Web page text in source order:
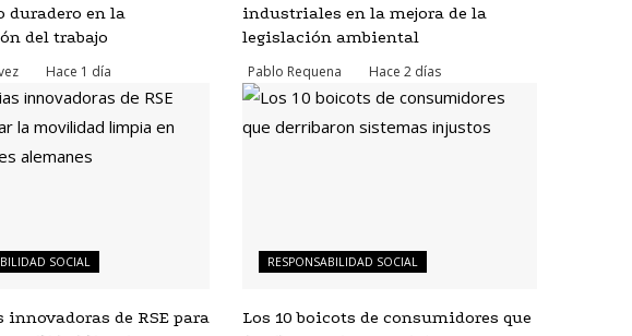
duradero en la
del trabajo
Hace 1 día
industriales en la mejora de la
legislación ambiental
Pablo Requena Hace 2 días
SOCIAL
innovadoras de RSE para
RESPONSABILIDAD SOCIAL
Los 10 boicots de consumidores que